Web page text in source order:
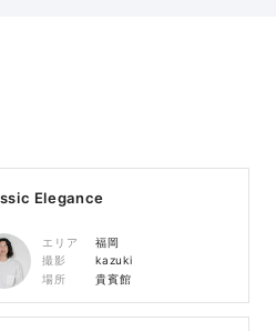
Elegance
エリア
福岡
撮影
kazuki
場所
貴賓館